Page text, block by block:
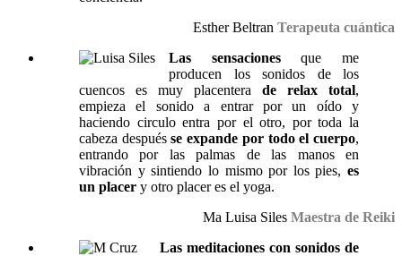
Esther Beltran Terapeuta cuántica
Las sensacionesque me
producen los sonidos de los
cuencos es muy placentera de relax total,
empieza el sonido a entrar por un oído y
haciendo circulo entra por el otro, por toda la
cabeza despuésse expande por todo el cuerpo,
entrando por las palmas de las manos en
vibración y sintiendo lo mismo por los pies, es
un placer y otro placer es el yoga.
Ma Luisa Siles Maestra de Reiki
Las meditaciones con sonidos de